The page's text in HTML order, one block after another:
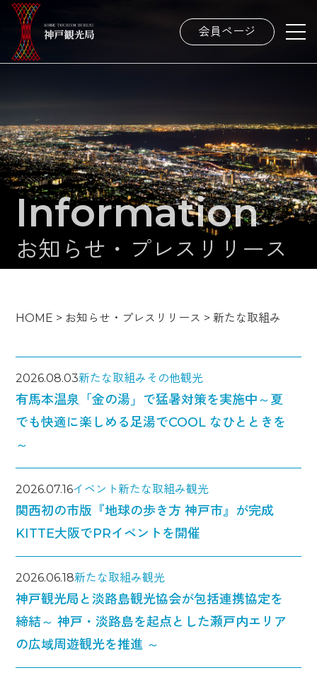
会員ページ
Information
お知らせ・プレスリリース
HOME > お知らせ・プレスリリース >新たな取組み
2026.08.03新たな取組み その他観光
有馬本温泉「金の湯」で猛暑対策を実施中～夏
でも快適に楽しめる足湯でCOOL なひとときを
～
2026.07.16イベント新たな取組み観光
関西初の市版『地球の歩き方 神戸市』が完成
KITTE大阪でPRイベントを開催
2026.06.18新たな取組み観光
神戸観光局と淡路島観光協会が包括連携協定を
締結～ 神戸・淡路島を起点とした瀬戸内エリア
の広域周遊観光を推進 ～